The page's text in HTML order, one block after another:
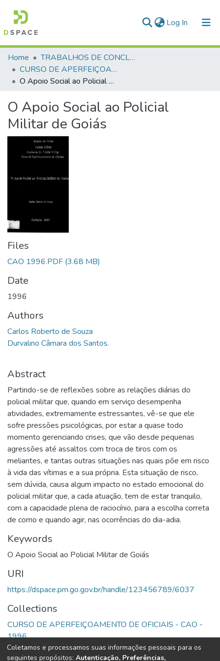
Log In (current)
Communities & Collections
All of DSpace
Home
TRABALHOS DE CONCLUSÃO DE CURSO - CAO (CURSO DE APERFEIÇOAMENTO DE OFICIAIS)
CURSO DE APERFEIÇOAMENTO DE OFICIAIS - CAO - 1996
O Apoio Social ao Policial Militar de Goiás
O Apoio Social ao Policial
Militar de Goiás
Files
CAO 1996.PDF (3.68 MB)
Date
1996
Authors
Carlos Roberto de Souza
Durvalino Câmara dos Santos.
Abstract
Partindo-se de reflexões sobre as relações diárias do
policial militar que, quando em serviço desempenha
atividades, extremamente estressantes, vê-se que ele
sofre pressões psicológicas, por estar a quase todo
momento gerenciando crises, que vão desde pequenas
agressões até assaltos com troca de tiros com os
meliantes, e tantas outras situações nas quais põe em risco
à vida das vítimas e a sua própria. Esta situação de risco,
sem dúvida, causa algum impacto no estado emocional do
policial militar que, a cada atuação, tem de estar tranquilo,
com a capacidade plena de raciocínio, para a escolha correta
de como e quando agir, nas ocorrências do dia-аdia.
Keywords
O Apoio Social ao Policial Militar de Goiás
URI
https://dspace.pm.go.gov.br/handle/123456789/6037
Collections
CURSO DE APERFEIÇOAMENTO DE OFICIAIS - CAO -
1996
Coletamos e processamos suas informações pessoais para os
seguintes propósitos: Autenticação, Preferências,